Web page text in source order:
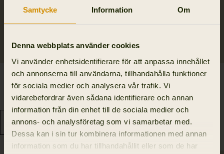
Samtycke Information Om
Denna webbplats använder cookies
Vi använder enhetsidentifierare för att anpassa innehållet
och annonserna till användarna, tillhandahålla funktioner
för sociala medier och analysera vår trafik. Vi
vidarebefordrar även sådana identifierare och annan
information från din enhet till de sociala medier och
annons- och analysföretag som vi samarbetar med.
Dessa kan i sin tur kombinera informationen med annan
information som du har tillhandahållit eller som de har
Wildboar Pro Blaze
waistcoat
2 195.00 SEK
Wildboar Pro Blaze
fleecejacka
1 849.95 SEK